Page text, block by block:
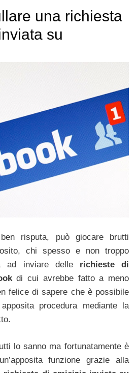
una richiesta
su
risputa, può giocare brutti
chi spesso e non troppo
ad inviare delle richieste di
di cui avrebbe fatto a meno
felice di sapere che è possibile
procedura mediante la
lo sanno ma fortunatamente è
funzione grazie alla